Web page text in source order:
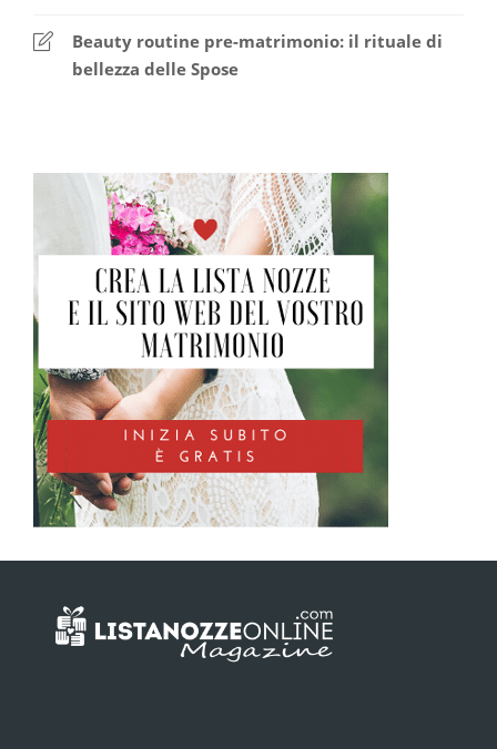
Beauty routine pre-matrimonio: il rituale di
bellezza delle Spose